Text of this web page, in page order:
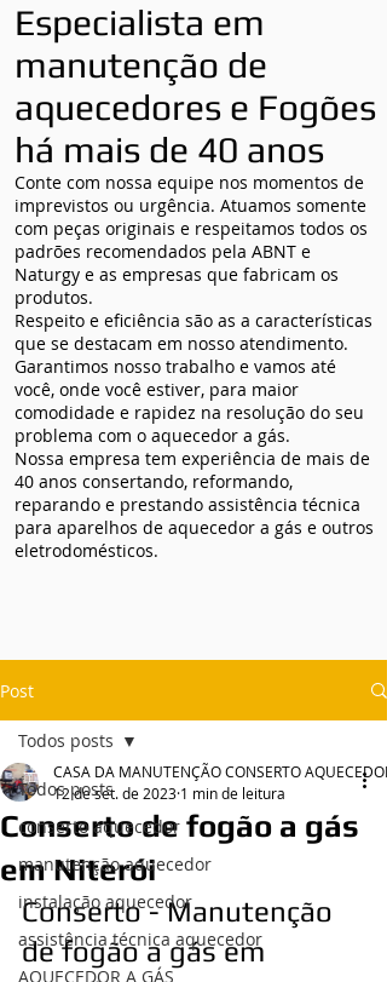
Especialista em
manutenção de
aquecedores e Fogões
há mais de 40 anos
Conte com nossa equipe nos momentos de
imprevistos ou urgência. Atuamos somente
com peças originais e respeitamos todos os
padrões recomendados pela ABNT e
Naturgy e as empresas que fabricam os
produtos.
Respeito e eficiência são as a características
que se destacam em nosso atendimento.
Garantimos nosso trabalho e vamos até
você, onde você estiver, para maior
comodidade e rapidez na resolução do seu
problema com o aquecedor a gás.
Nossa empresa tem experiência de mais de
40 anos consertando, reformando,
reparando e prestando assistência técnica
para aparelhos de aquecedor a gás e outros
eletrodomésticos.
Post
Todos posts
conserto aquecedor
manutenção aquecedor
instalação aquecedor
assistência técnica aquecedor
AQUECEDOR A GÁS
Todos posts
Conserto de fogão a gás
em Niterói
CASA DA MANUTENÇÃO CONSERTO
12 de set. de 2023 1 min de leitura
Conserto - Manutenção
de fogão a gás em